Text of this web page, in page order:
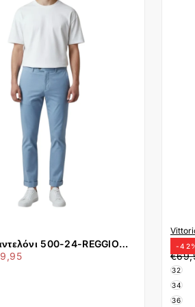
500-24-REGGIO
BLUE
-42
Τιμή
32
34
36